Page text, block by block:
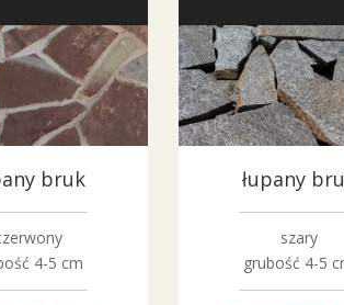
bruk
4-5 cm
łupany
szary
grubość 4-5